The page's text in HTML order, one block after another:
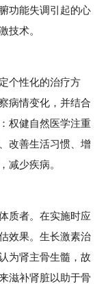
功能失调引起的心
技术。
个性化的治疗方
病情变化，并结合
权健自然医学注重
改善生活习惯、增
减少疾病。
者。在实施时应
效果。生长激素治
为肾主骨生髓，故
滋补肾脏以助于骨